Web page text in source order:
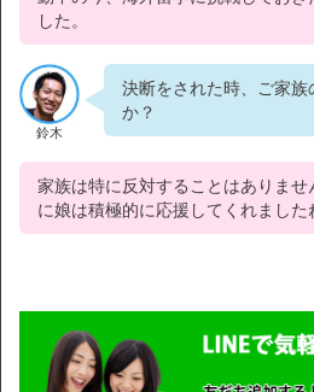
した。
鈴木
決断をされた時、ご家族
か？
家族は特に反対することはありませ
に娘は積極的に応援してくれました